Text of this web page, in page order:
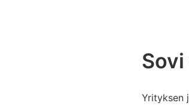
Yrityksen